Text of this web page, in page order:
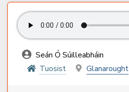
Seán Ó Súilleabháin
Tuosist
Glanarought